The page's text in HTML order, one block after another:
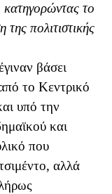
το
πολιτιστικής
βάσει
το Κεντρικό
υπό την
και
που
αλλά